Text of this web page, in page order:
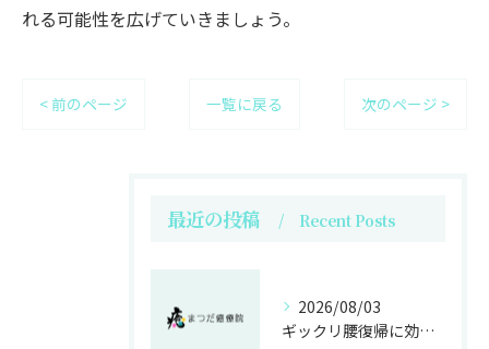
れる可能性を広げていきましょう。
< 前のページ 一覧に戻る 次のページ >
最近の投稿 Recent Posts
2026/08/03
ギックリ腰復帰に効く整体運動法